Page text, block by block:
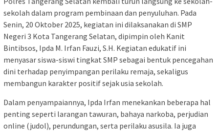
sekolah dalam program pembinaan dan penyuluhan. Pada
Senin, 20 Oktober 2025, kegiatan ini dilaksanakan di SMP
Negeri 3 Kota Tangerang Selatan, dipimpin oleh Kanit
Bintibsos, Ipda M. Irfan Fauzi, S.H. Kegiatan edukatif ini
menyasar siswa-siswi tingkat SMP sebagai bentuk pencegahan
dini terhadap penyimpangan perilaku remaja, sekaligus
membangun karakter positif sejak usia sekolah.
Dalam penyampaiannya, Ipda Irfan menekankan beberapa hal
penting seperti larangan tawuran, bahaya narkoba, perjudian
online (judol), perundungan, serta perilaku asusila. Ia juga